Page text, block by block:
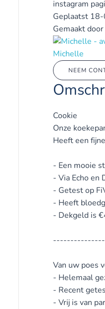
instagram
Geplaatst
Gemaakt door
Michelle
NEEM
Cookie
Onze
Heeft een
- Een mooie
- Via Echo en
- Getest op
- Heeft
- Dekgeld is
Van uw poes
- Helemaal
- Recent
- Vrij is van